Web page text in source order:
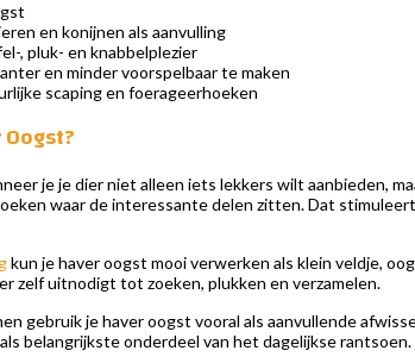
en konijnen als aanvulling
, pluk- en knabbelplezier
en minder voorspelbaar te maken
scaping en foerageerhoeken
je je dier niet alleen iets lekkers wilt aanbieden,
waar de interessante delen zitten. Dat
kun je haver oogst mooi verwerken als klein veldje,
zelf uitnodigt tot zoeken, plukken en verzamelen.
gebruik je haver oogst vooral als aanvullende
belangrijkste onderdeel van het dagelijkse rantsoen.